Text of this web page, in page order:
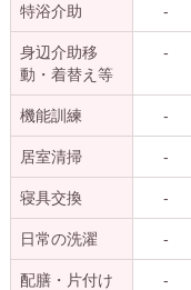
特浴介助 -
身辺介助移
動・着替え等
-
機能訓練 -
居室清掃 -
寝具交換 -
日常の洗濯 -
配膳・片付け -